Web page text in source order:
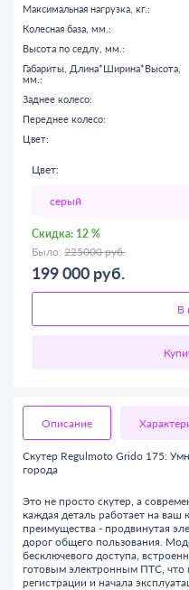
Максимальная нагрузка, кг.:
Колесная база, мм.:
Высота по седлу, мм.:
Габариты, Длина*Ширина*Высота,
мм.:
Заднее колесо:
Переднее колесо:
Цвет:
Цвет:
Скидка: 12 %
Было: 225000 руб.
199 000 руб.
В
Описание
Скутер Regulmoto Grido 175:
города
Это не просто скутер, а
каждая деталь работает на ваш
преимущества - продвинутая
дорог общего пользования.
бесключевого доступа,
готовым электронным ПТС, что
регистрации и начала